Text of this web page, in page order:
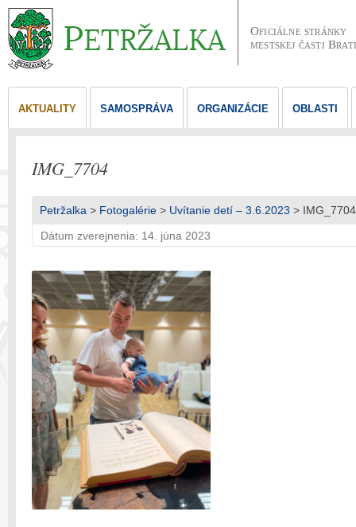
Oficiálne stránky
mestskej časti
AKTUALITY SAMOSPRÁVA ORGANIZÁCIE OBLASTI
IMG_7704
Petržalka > Fotogalérie > Uvítanie detí – 3.6.2023 > IMG_7704
Dátum zverejnenia: 14. júna 2023